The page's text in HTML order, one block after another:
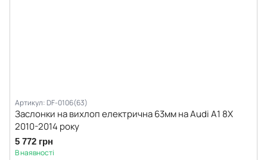
Артикул: DF-0106(63)
Заслонки на вихлоп електрична 63мм на Audi A1 8X
2010-2014 року
5 772 грн
В наявності